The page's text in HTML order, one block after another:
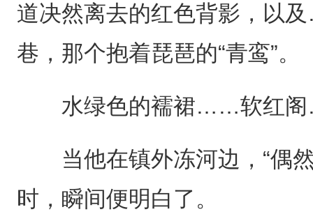
道决然离去的红色背影，以
巷，那个抱着琵琶的“青鸾”。
水绿色的襦裙……软红阁
当他在镇外冻河边，“偶然
时，瞬间便明白了。